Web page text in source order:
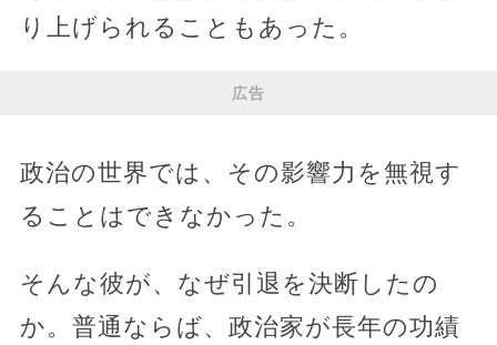
り上げられることもあった。
広告
政治の世界では、その影響力を無視す
ることはできなかった。
そんな彼が、なぜ引退を決断したの
か。普通ならば、政治家が長年の功績